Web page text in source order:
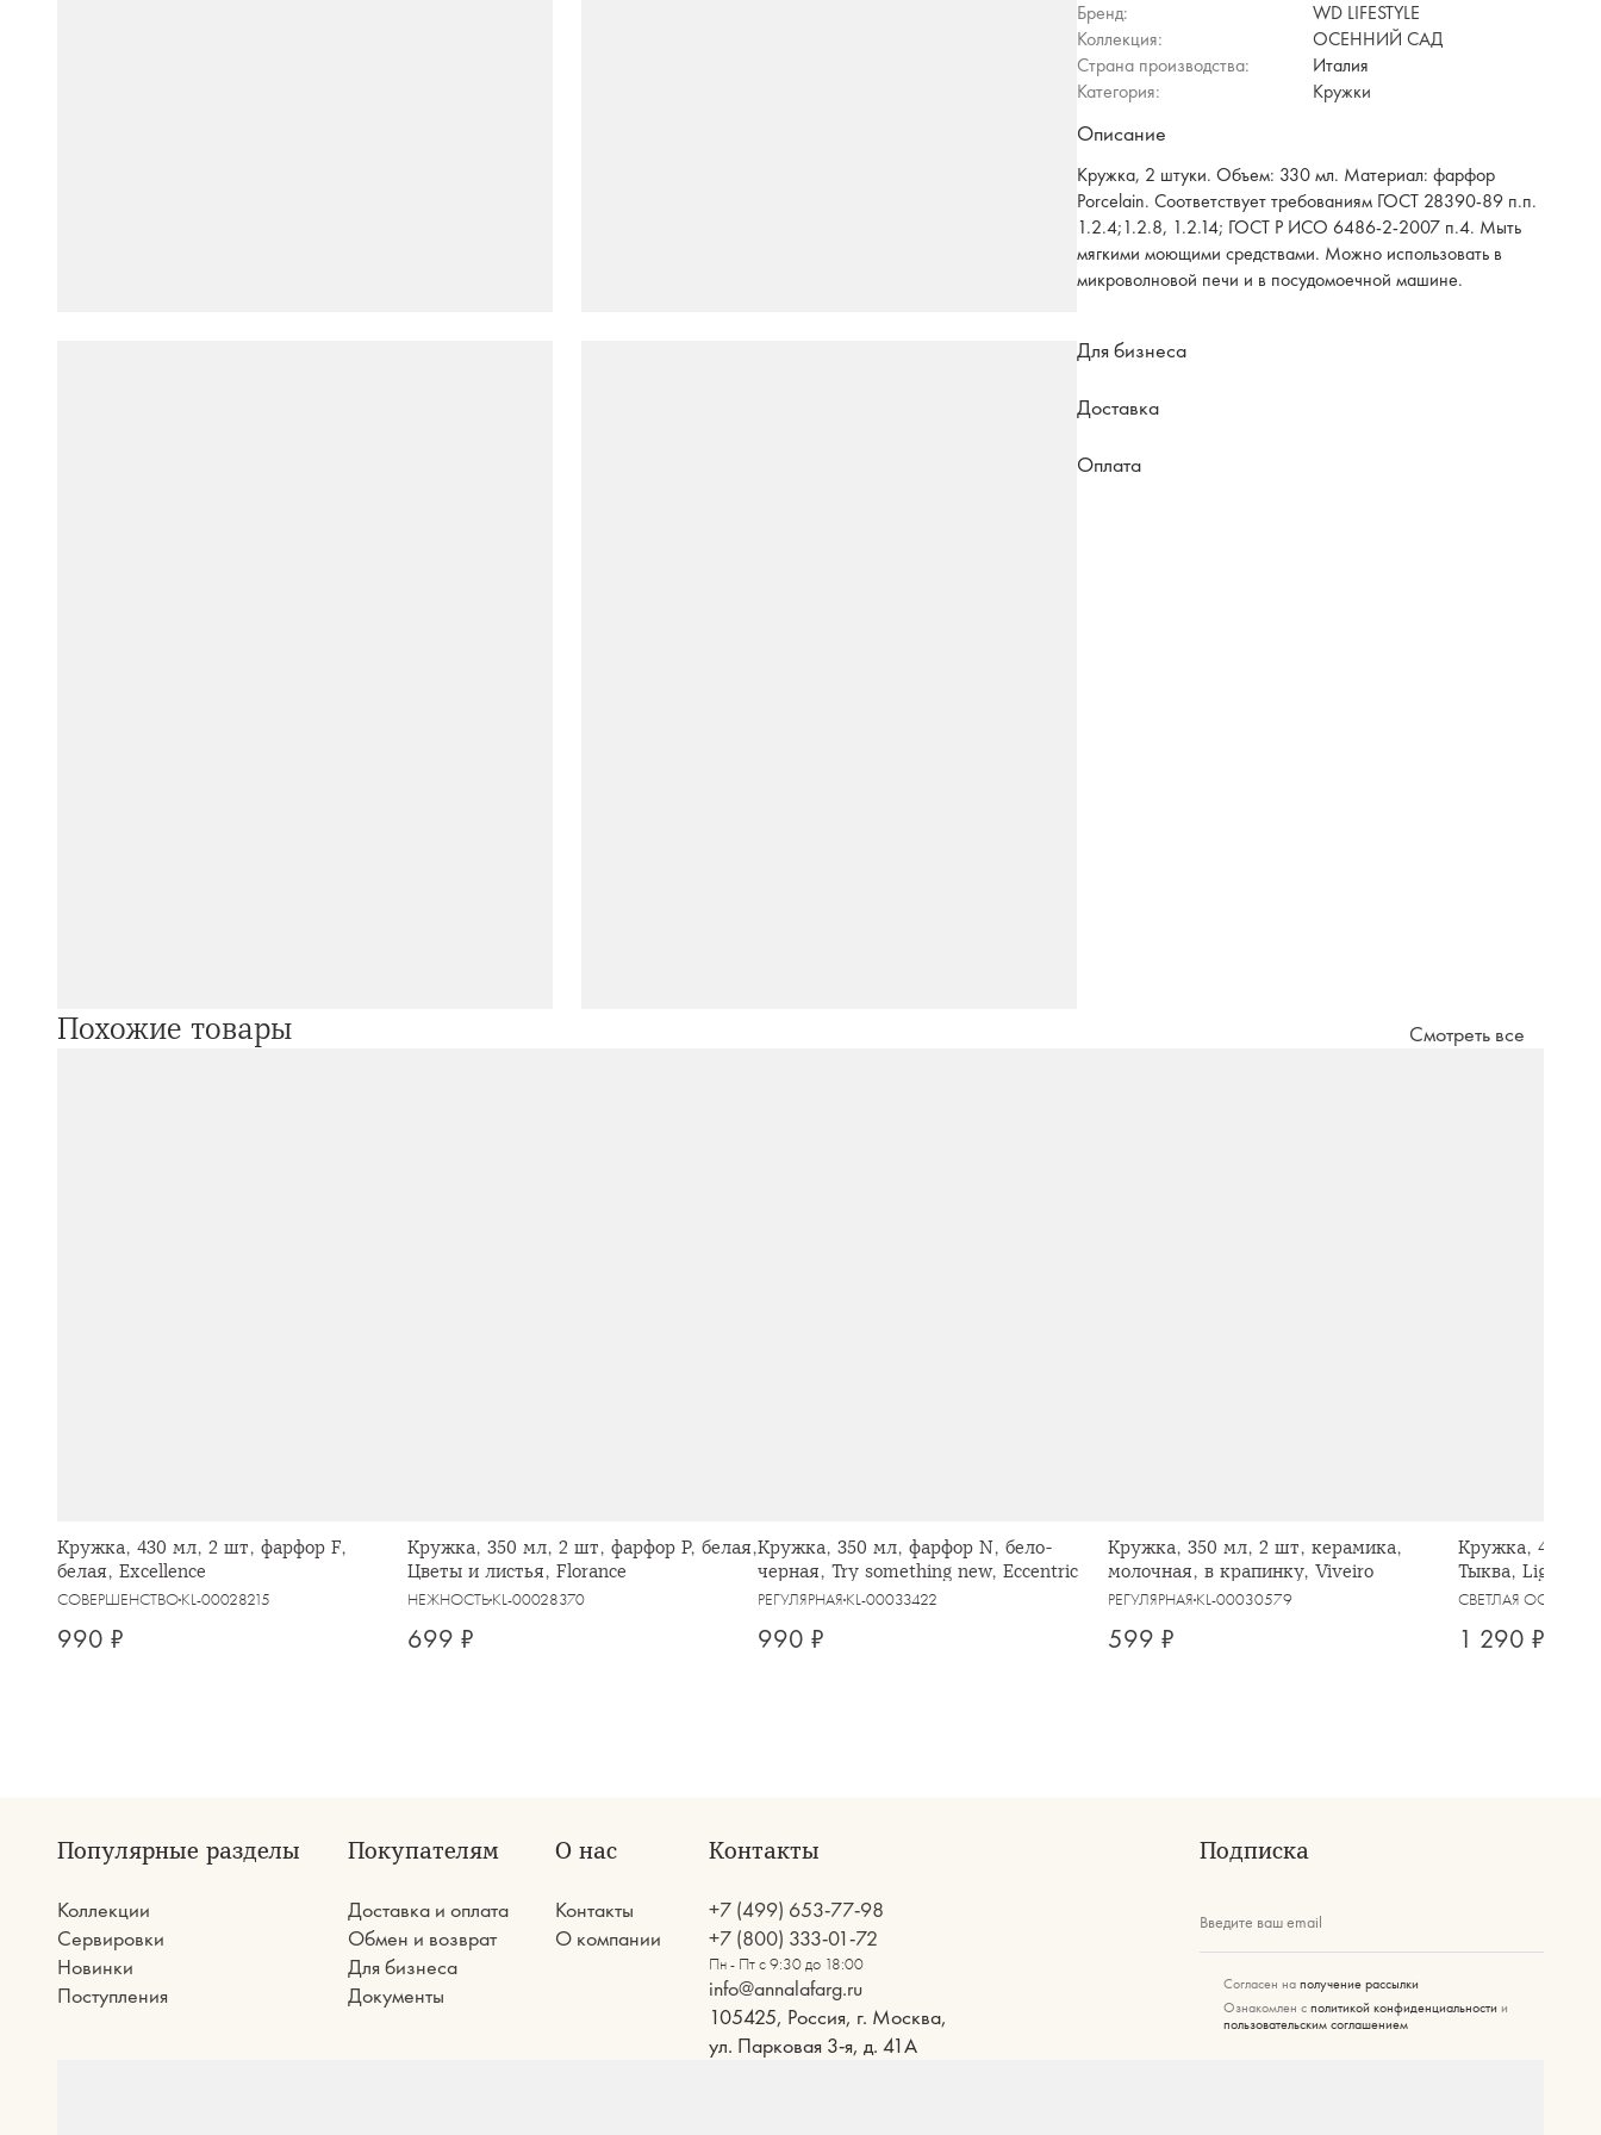
Бренд:
WD LIFESTYLE
Коллекция:
ОСЕННИЙ САД
Страна производства:
Италия
Категория:
Кружки
Описание
Кружка, 2 штуки. Объем: 330 мл. Материал: фарфор
Porcelain. Соответствует требованиям ГОСТ 28390-89 п.п.
1.2.4;1.2.8, 1.2.14; ГОСТ Р ИСО 6486-2-2007 п.4. Мыть
мягкими моющими средствами. Можно использовать в
микроволновой печи и в посудомоечной машине.
Для бизнеса
Доставка
Оплата
Похожие товары Смотреть все
Кружка, 430 мл, 2 шт, фарфор F,
белая, Excellence
СОВЕРШЕНСТВОKL-00028215
990 ₽
Кружка, 350 мл, 2 шт, фарфор P, белая,
Цветы и листья, Florance
НЕЖНОСТЬKL-00028370
699 ₽
Кружка, 350 мл, фарфор N, бело-
черная, Try something new, Eccentric
РЕГУЛЯРНАЯ KL-00033422
990 ₽
Кружка, 350 мл, 2 шт, керамика,
молочная, в крапинку, Viveiro
РЕГУЛЯРНАЯ KL-00030579
599 ₽
Кружка, 450
Тыква, Light
СВЕТЛАЯ ОСЕНЬ
1 290 ₽
Популярные разделы
Коллекции
Сервировки
Новинки
Поступления
Покупателям
Доставка и оплата
Обмен и возврат
Для бизнеса
Документы
О нас
Контакты
О компании
Контакты
+7 (499) 653-77-98
+7 (800) 333-01-72
Пн - Пт с 9:30 до 18:00
info@annalafarg.ru
105425, Россия, г. Москва,
ул. Парковая 3-я, д. 41А
Подписка
Введите ваш email
Согласен на получение рассылки
Ознакомлен с политикой конфиденциальности и
пользовательским соглашением